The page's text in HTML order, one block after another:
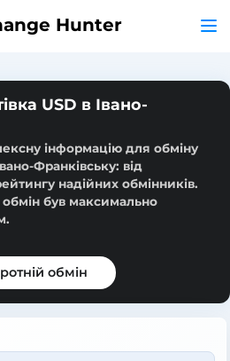
Hunter
USD в Івано-
інформацію для обміну
Франківську: від
надійних обмінників.
був максимально
обмін